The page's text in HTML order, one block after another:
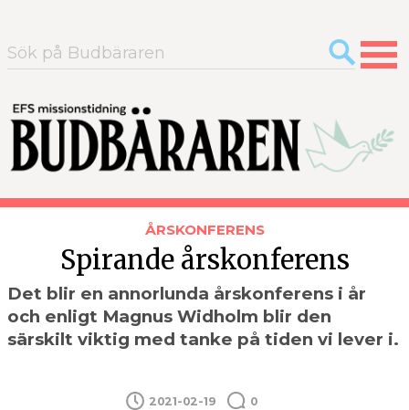
Sök
efter:
ÅRSKONFERENS
Spirande årskonferens
Det blir en annorlunda årskonferens i år
och enligt Magnus Widholm blir den
särskilt viktig med tanke på tiden vi lever i.
2021-02-19 0